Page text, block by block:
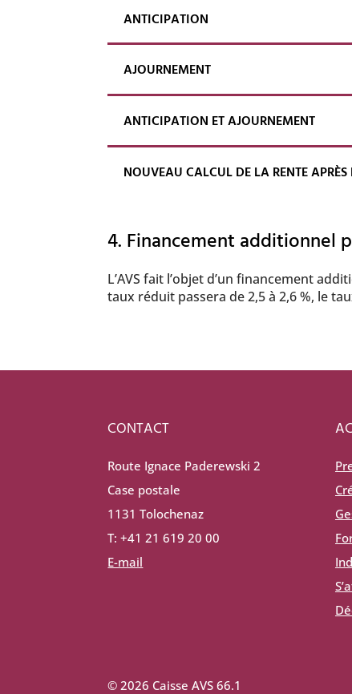
ANTICIPATION
AJOURNEMENT
ANTICIPATION ET AJOURNEMENT
NOUVEAU CALCUL DE LA RENTE APRÈS
4. Financement additionnel
L’AVS fait l’objet d’un financement
taux réduit passera de 2,5 à 2,6 %, le
CONTACT
Route Ignace Paderewski 2
Case postale
1131 Tolochenaz
T: +41 21 619 20 00
E-mail
© 2026 Caisse AVS 66.1